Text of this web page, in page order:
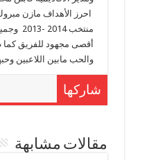
احرز الأهداف مازن
أقصى مجهود للفريق كما
والحب مابين اللاعبين
شاركها
مقالات مشابهة